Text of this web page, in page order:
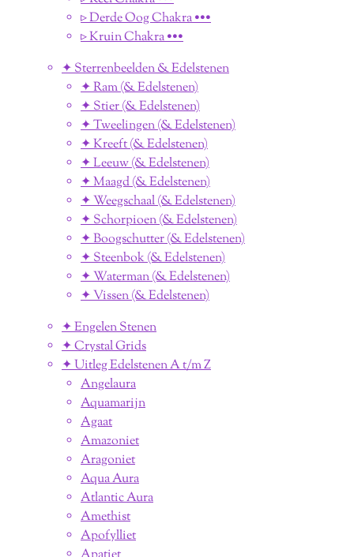
▹ Derde Oog Chakra •••
▹ Kruin Chakra •••
✦ Sterrenbeelden & Edelstenen
✦ Ram (& Edelstenen)
✦ Stier (& Edelstenen)
✦ Tweelingen (& Edelstenen)
✦ Kreeft (& Edelstenen)
✦ Leeuw (& Edelstenen)
✦ Maagd (& Edelstenen)
✦ Weegschaal (& Edelstenen)
✦ Schorpioen (& Edelstenen)
✦ Boogschutter (& Edelstenen)
✦ Steenbok (& Edelstenen)
✦ Waterman (& Edelstenen)
✦ Vissen (& Edelstenen)
✦ Engelen Stenen
✦ Crystal Grids
✦ Uitleg Edelstenen A t/m Z
Angelaura
Aquamarijn
Agaat
Amazoniet
Aragoniet
Aqua Aura
Atlantic Aura
Amethist
Apofylliet